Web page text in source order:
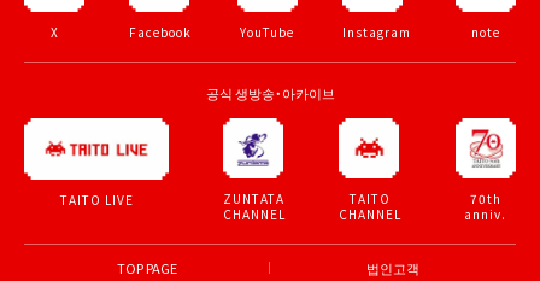
X Facebook YouTube Instagram note
공식 생방송・아카이브
TAITO LIVE
ZUNTATA
CHANNEL
TAITO
CHANNEL
70th
anniv.
TOP PAGE 법인고객